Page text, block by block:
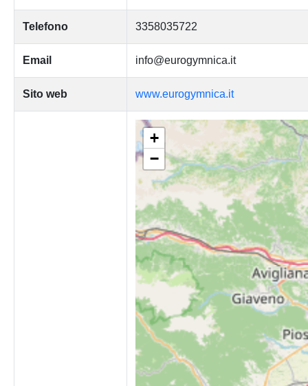
Telefono 3358035722
Email info@eurogymnica.it
Sito web www.eurogymnica.it
+
−